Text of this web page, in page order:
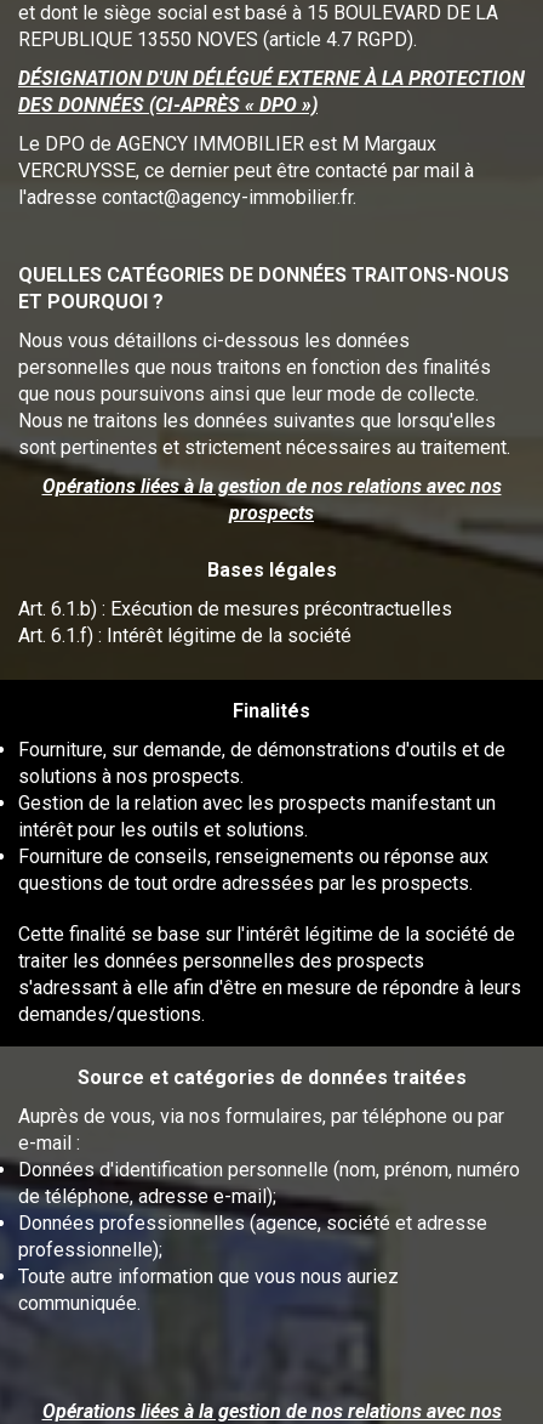
et dont le siège social est basé à 15 BOULEVARD DE LA
REPUBLIQUE 13550 NOVES (article 4.7 RGPD).
DÉSIGNATION D'UN DÉLÉGUÉ EXTERNE À LA PROTECTION
DES DONNÉES (CI-APRÈS « DPO »)
Le DPO de AGENCY IMMOBILIER est M Margaux
VERCRUYSSE, ce dernier peut être contacté par mail à
l'adresse contact@agency-immobilier.fr.
QUELLES CATÉGORIES DE DONNÉES TRAITONS-NOUS
ET POURQUOI ?
Nous vous détaillons ci-dessous les données
personnelles que nous traitons en fonction des finalités
que nous poursuivons ainsi que leur mode de collecte.
Nous ne traitons les données suivantes que lorsqu'elles
sont pertinentes et strictement nécessaires au traitement.
Opérations liées à la gestion de nos relations avec nos
prospects
Bases légales
Art. 6.1.b) : Exécution de mesures précontractuelles
Art. 6.1.f) : Intérêt légitime de la société
Finalités
Fourniture, sur demande, de démonstrations d'outils et de
solutions à nos prospects.
Gestion de la relation avec les prospects manifestant un
intérêt pour les outils et solutions.
Fourniture de conseils, renseignements ou réponse aux
questions de tout ordre adressées par les prospects.
Cette finalité se base sur l'intérêt légitime de la société de
traiter les données personnelles des prospects
s'adressant à elle afin d'être en mesure de répondre à leurs
demandes/questions.
Source et catégories de données traitées
Auprès de vous, via nos formulaires, par téléphone ou par
e-mail :
Données d'identification personnelle (nom, prénom, numéro
de téléphone, adresse e-mail);
Données professionnelles (agence, société et adresse
professionnelle);
Toute autre information que vous nous auriez
communiquée.
Opérations liées à la gestion de nos relations avec nos